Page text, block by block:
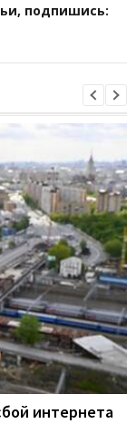
подпишись:
интернета